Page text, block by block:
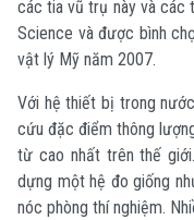
các tia vũ trụ này và các
Science và được bình
vật lý Mỹ năm 2007.
Với hệ thiết bị trong
cứu đặc điểm thông
từ cao nhất trên thế
dựng một hệ đo giống
nóc phòng thí nghiệm.